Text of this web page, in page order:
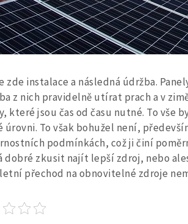
zde instalace a následná údržba.
z nich pravidelně utírat prach a v
které jsou čas od času nutné. To vše
úrovni. To však bohužel není,
podmínkách, což ji činí
dobré zkusit najít lepší zdroj, nebo
přechod na obnovitelné zdroje